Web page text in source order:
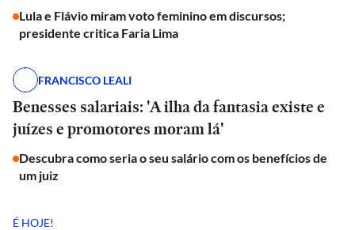
Lula e Flávio miram voto feminino em discursos;
presidente critica Faria Lima
FRANCISCO LEALI
Benesses salariais: 'A ilha da fantasia existe e
juízes e promotores moram lá'
Descubra como seria o seu salário com os benefícios de
um juiz
É HOJE!